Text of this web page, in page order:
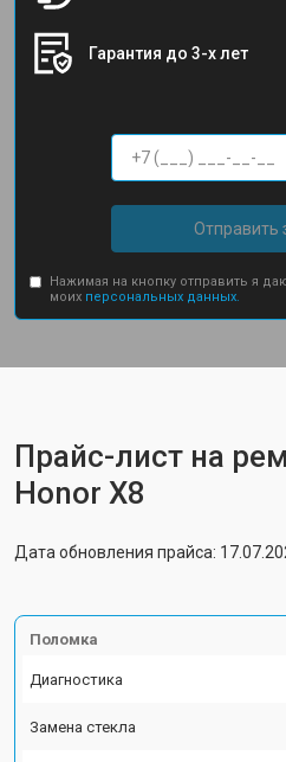
Гарантия до 3-х лет
Отправить
Нажимая на кнопку отправить я
моих персональных данных.
Прайс-лист на
Honor Х8
Дата обновления прайса:
Поломка
Диагностика
Замена стекла